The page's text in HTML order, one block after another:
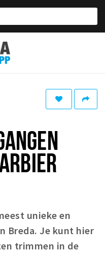
unieke en
Breda. Je kunt hier
trimmen in de